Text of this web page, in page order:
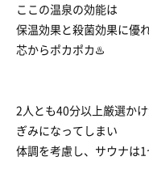
ここの温泉の効能は
保温効果と殺菌効果に優
芯からポカポカ♨️
2人とも40分以上厳選か
ぎみになってしまい
体調を考慮し、サウナは